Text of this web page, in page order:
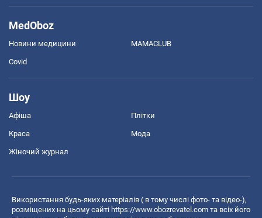
MedOboz
Новини медицини MAMACLUB
Covid
Шоу
Афіша Плітки
Краса Мода
Жіночий журнал
Використання будь-яких матеріалів ( в тому числі фото- та відео-),
розміщених на цьому сайті https://www.obozrevatel.com та всіх його